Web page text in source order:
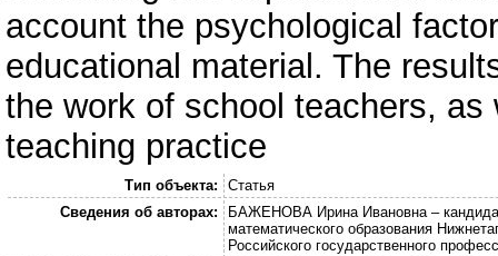
account the psychological
educational material. The
the work of school teachers,
teaching practice
Тип объекта:
Статья
Сведения об авторах:
БАЖЕНОВА Ирина Ивановна –
математического образования
Российского государственного